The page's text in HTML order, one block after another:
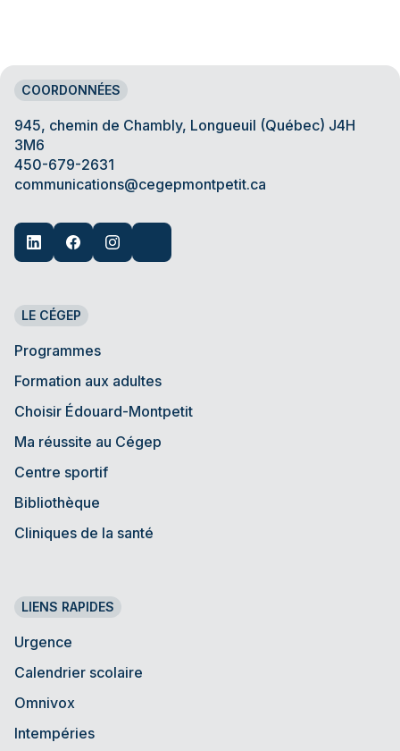
COORDONNÉES
945, chemin de Chambly, Longueuil (Québec) J4H
3M6
450-679-2631
communications@cegepmontpetit.ca
LE CÉGEP
Programmes
Formation aux adultes
Choisir Édouard-Montpetit
Ma réussite au Cégep
Centre sportif
Bibliothèque
Cliniques de la santé
LIENS RAPIDES
Urgence
Calendrier scolaire
Omnivox
Intempéries